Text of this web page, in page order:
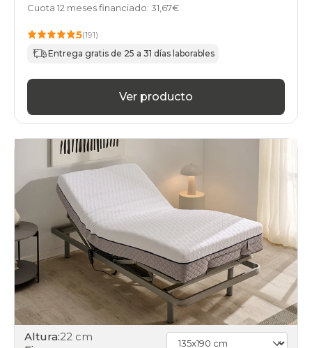
Cuota 12 meses financiado: 31,67€
5(191)
Entrega gratis de 25 a 31 días laborables
Ver producto
Altura:22 cm